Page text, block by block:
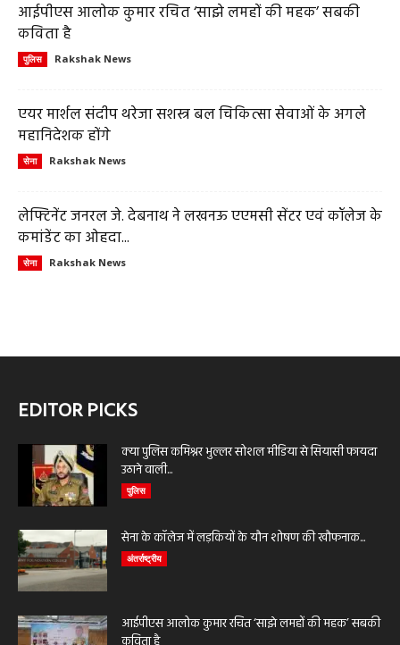
आईपीएस आलोक कुमार रचित ‘साझे लमहों की महक’ सबकी
कविता है
पुलिस Rakshak News
एयर मार्शल संदीप थरेजा सशस्त्र बल चिकित्सा सेवाओं के अगले
महानिदेशक होंगे
सेना Rakshak News
लेफ्टिनेंट जनरल जे. देबनाथ ने लखनऊ एएमसी सेंटर एवं कॉलेज के
कमांडेंट का ओहदा...
सेना Rakshak News
EDITOR PICKS
क्या पुलिस कमिश्नर भुल्लर सोशल मीडिया से सियासी फायदा
उठाने वाली...
पुलिस
सेना के कॉलेज में लड़कियों के यौन शोषण की खौफनाक...
अंतर्राष्ट्रीय
आईपीएस आलोक कुमार रचित ‘साझे लमहों की महक’ सबकी